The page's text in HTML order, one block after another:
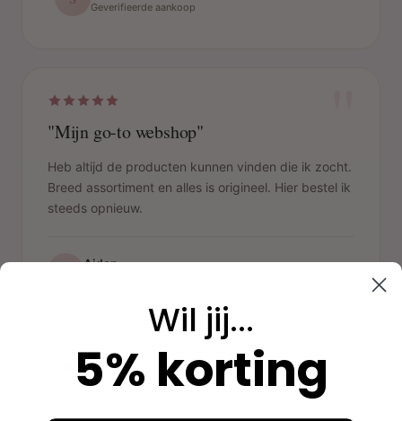
Geverifieerde aankoop
"Mijn go-to webshop"
Heb altijd de producten kunnen vinden die ik zocht.
Breed assortiment en alles is origineel. Hier bestel ik
steeds opnieuw.
Aidan
Wil jij...
5% korting